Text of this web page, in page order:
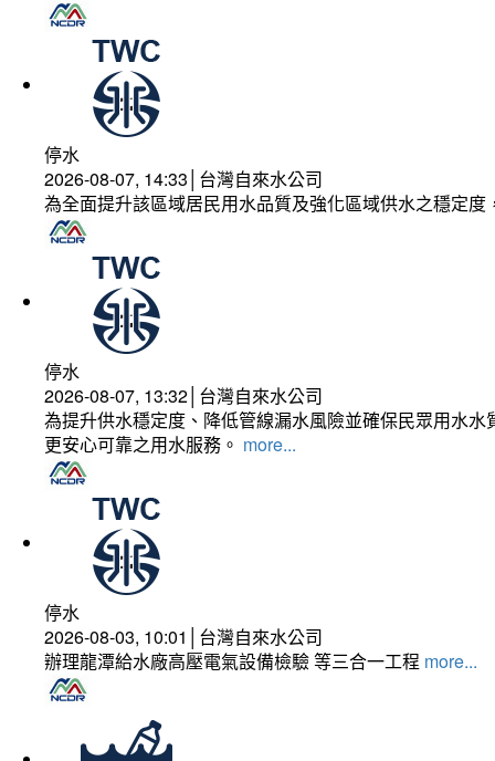
停水
2026-08-07, 14:33│台灣自來水公司
為全面提升該區域居民用水品質及強化區域供水之穩定
停水
2026-08-07, 13:32│台灣自來水公司
為提升供水穩定度、降低管線漏水風險並確保民眾用水
更安心可靠之用水服務。 more...
停水
2026-08-03, 10:01│台灣自來水公司
辦理龍潭給水廠高壓電氣設備檢驗 等三合一工程 more...